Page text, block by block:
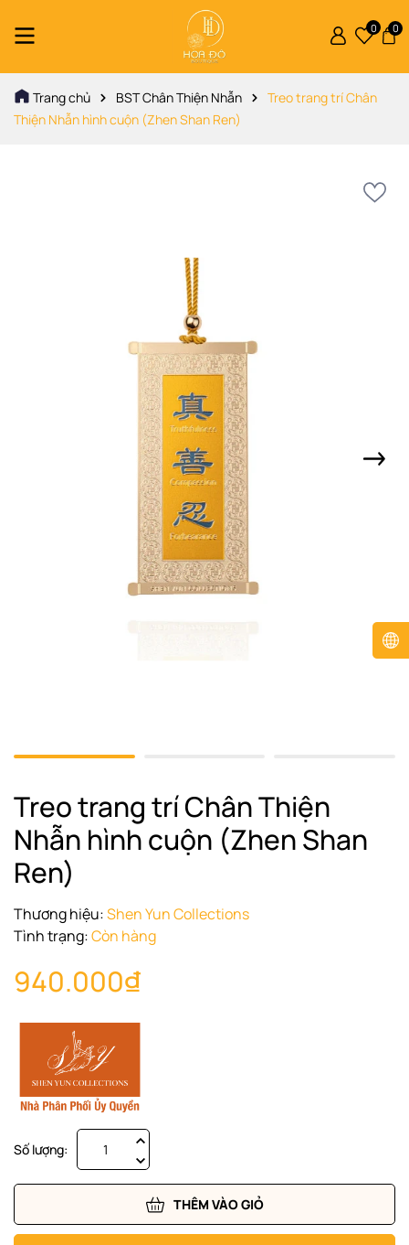
0 0
Trang chủ BST Chân Thiện Nhẫn
Treo trang trí Chân
Thiện Nhẫn hình cuộn (Zhen Shan Ren)
Treo trang trí Chân Thiện
Nhẫn hình cuộn (Zhen Shan
Ren)
Thương hiệu:Shen Yun Collections
Tình trạng:Còn hàng
940.000₫
Số lượng:
THÊM VÀO GIỎ